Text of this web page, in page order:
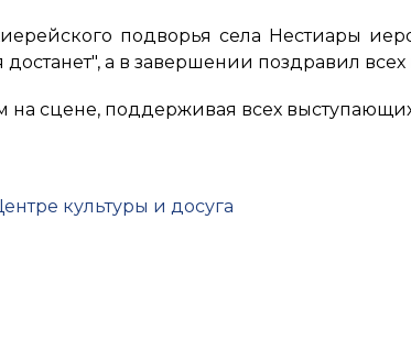
подворья села Нестиары
а в завершении поздравил
сцене, поддерживая всех